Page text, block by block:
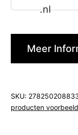
Meer
SKU:
producten